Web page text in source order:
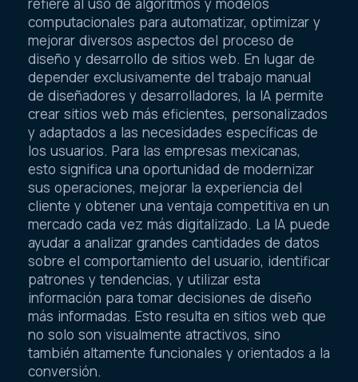
computacionales para automatizar, optimizar y
mejorar diversos aspectos del proceso de
diseño y desarrollo de sitios web. En lugar de
depender exclusivamente del trabajo manual
de diseñadores y desarrolladores, la IA permite
crear sitios web más eficientes, personalizados
y adaptados a las necesidades específicas de
los usuarios. Para las empresas mexicanas,
esto significa una oportunidad de modernizar
sus operaciones, mejorar la experiencia del
cliente y obtener una ventaja competitiva en un
mercado cada vez más digitalizado. La IA puede
ayudar a analizar grandes cantidades de datos
sobre el comportamiento del usuario, identificar
patrones y tendencias, y utilizar esta
información para tomar decisiones de diseño
más informadas. Esto resulta en sitios web que
no solo son visualmente atractivos, sino
también altamente funcionales y orientados a la
conversión.